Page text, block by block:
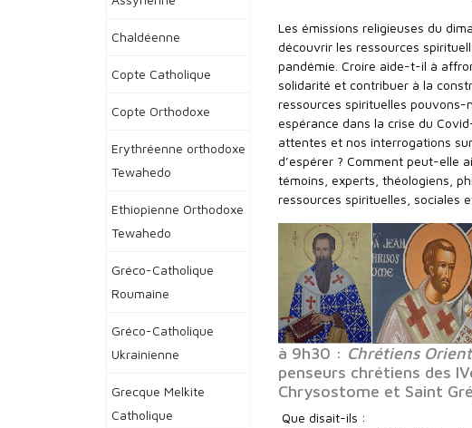
Chaldéenne
Copte Catholique
Copte Orthodoxe
Erythréenne orthodoxe
Tewahedo
Ethiopienne Orthodoxe
Tewahedo
Gréco-Catholique
Roumaine
Gréco-Catholique
Ukrainienne
Grecque Melkite
Catholique
Les émissions religieuses du
découvrir les ressources
pandémie. Croire aide-t-il à
solidarité et contribuer à la
ressources spirituelles
espérance dans la crise du
attentes et nos interrogations
d’espérer ? Comment peut-elle
témoins, experts, théologiens,
ressources spirituelles, sociales
à 9h30 : Chrétiens
penseurs chrétiens des
Chrysostome et Saint
Que disait-ils :